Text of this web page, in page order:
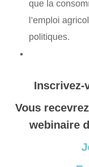
que la
l’emploi
politiques.
Inscrivez-
Vous
webinaire